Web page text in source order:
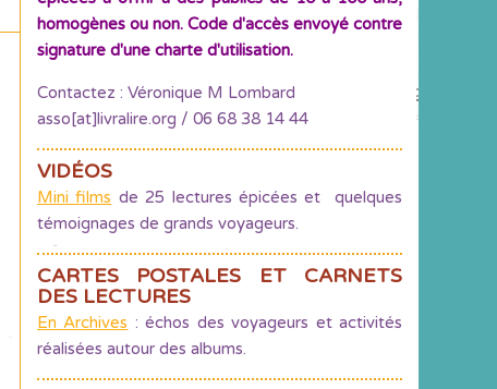
homogènes ou non. Code d'accès envoyé contre
signature d'une charte d'utilisation.
Contactez : Véronique M Lombard
asso[at]livralire.org / 06 68 38 14 44
VIDÉOS
Mini films de 25 lectures épicées et quelques
témoignages de grands voyageurs.
CARTES POSTALES ET CARNETS
DES LECTURES
En Archives : échos des voyageurs et activités
réalisées autour des albums.